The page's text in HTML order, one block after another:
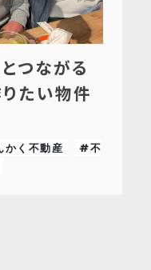
つながる
たい物件
く不動産
#不